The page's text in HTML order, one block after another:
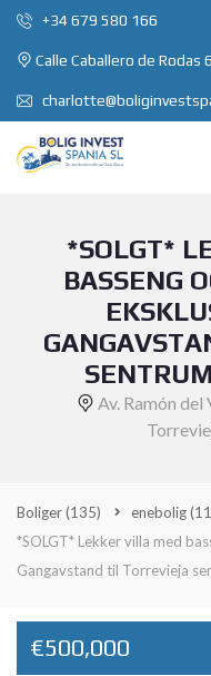
+34 679 580 166
Calle Caballero de Rodas
*SOLGT*
BASSENG
Av. Ramón
Boliger(135) enebolig
*SOLGT* Lekker villa med
Gangavstand til Torrevieja
€500,000